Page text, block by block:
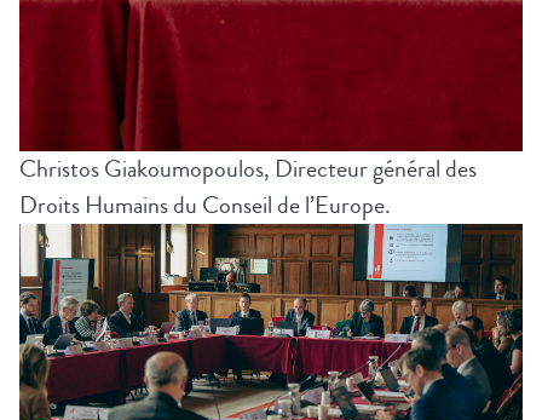
Christos Giakoumopoulos, Directeur général des
Droits Humains du Conseil de l’Europe.